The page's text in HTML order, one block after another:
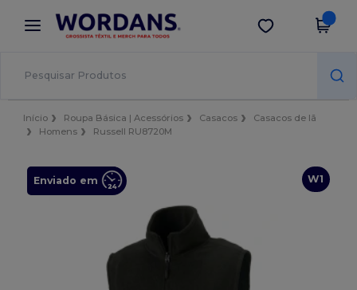
× App Wordans
Melhores preços na app!
Obter app
Início Roupa Básica | Acessórios Casacos
Casacos de lã
Homens
Russell RU8720M
W1
Enviado em